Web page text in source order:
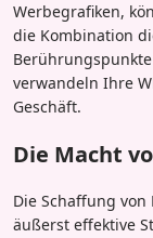
Werbegrafiken,
die Kombination
verwandeln Ihre
Geschäft.
Die Macht
Die Schaffung
äußerst effektive